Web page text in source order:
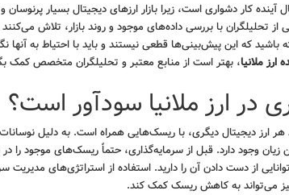
آینده کار دشواری است، زیرا بازار ارزهای دیجیتال بسیار پرنوسان
تحلیلگران با بررسی داده‌های موجود و روند بازار، تلاش
که این پیش‌بینی‌ها قطعی نیستند و باید با احتیاط به آنها
ارز ملانیا، بهتر است از منابع معتبر و تحلیلگران متخصص کمک
در ارز ملانیا سودآور است؟
هر ارز دیجیتال دیگری، با ریسک‌هایی همراه است. به دلیل
وجود دارد. قبل از سرمایه‌گذاری، حتماً ریسک‌های موجود را در
از دست دادن آن را دارید. استفاده از استراتژی‌های مدیریت
می‌تواند به کاهش ریسک کمک کند.